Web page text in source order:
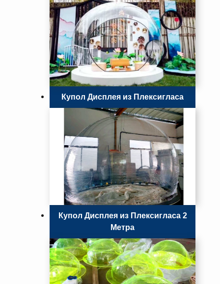
Купол Дисплея из Плексигласа
Купол Дисплея из Плексигласа 2
Метра